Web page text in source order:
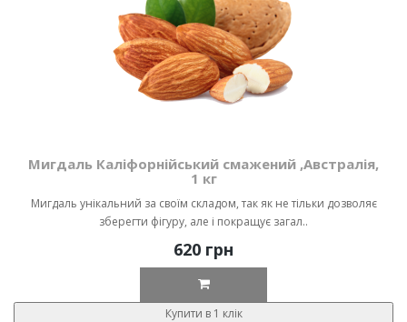
Мигдаль Каліфорнійський смажений ,Австралія,
1 кг
Мигдаль унікальний за своїм складом, так як не тільки дозволяє
зберегти фігуру, але і покращує загал..
620 грн
Купити в 1 клік